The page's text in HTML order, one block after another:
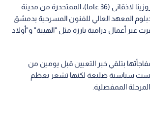
اختار الممثلة الشابة روزينا لاذقاني (36 عاما)، الممتحدرة من مدينة
المعهد العالي للفنون المسرحية بدمشق
اشتهرت عبر أعمال درامية بارزة مثل "الهيبة" و"أولاد
بتلقي خبر التعيين قبل يومين من
ليست سياسية ضليعة لكنها تشعر بعظم
الممفصلية.